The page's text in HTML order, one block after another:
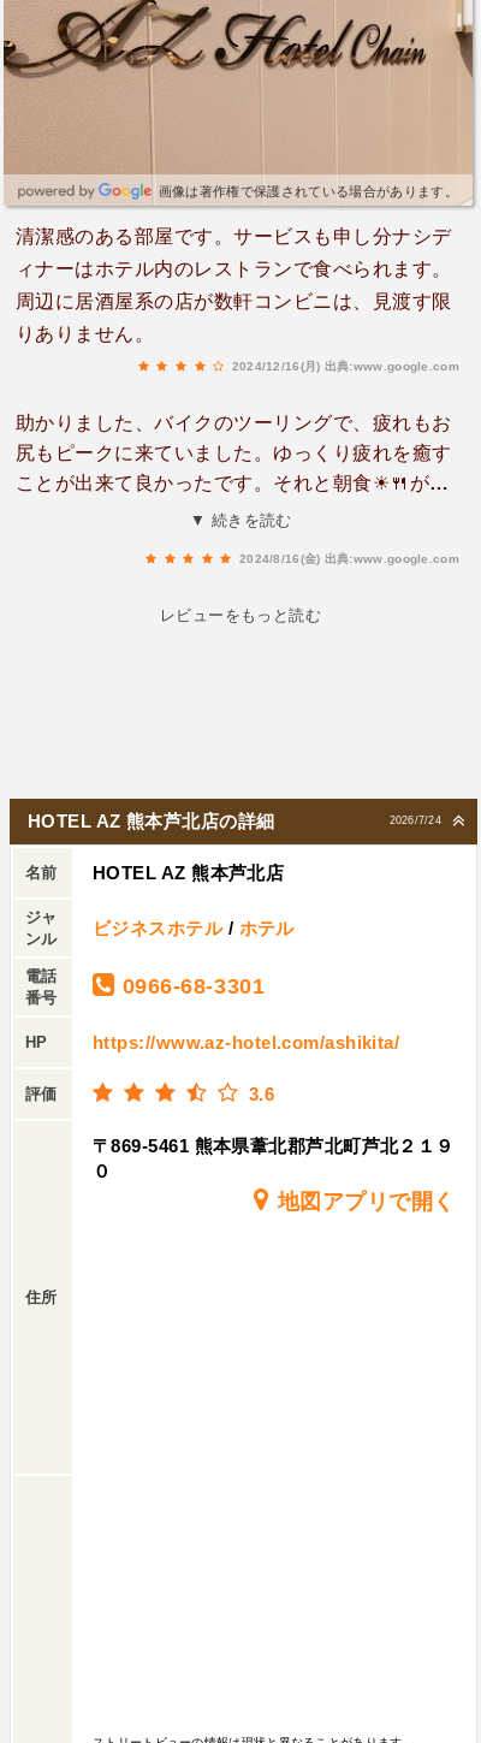
画像は著作権で保護されている場合があります。
清潔感のある部屋です。サービスも申し分ナシデ
ィナーはホテル内のレストランで食べられます。
周辺に居酒屋系の店が数軒コンビニは、見渡す限
りありません。
2024/12/16(月) 出典:www.google.com
助かりました、バイクのツーリングで、疲れもお
尻もピークに来ていました。ゆっくり疲れを癒す
ことが出来て良かったです。それと朝食☀🍴が最
高に良かったですね、皆さんも是非お泊まりにな
▼ 続きを読む
2024/8/16(金) 出典:www.google.com
レビューをもっと読む
2026/7/24
HOTEL AZ 熊本芦北店の詳細
名前 HOTEL AZ 熊本芦北店
ジャ
ンル
ビジネスホテル/ ホテル
電話
番号
0966-68-3301
HP https://www.az-hotel.com/ashikita/
評価 3.6
住所
〒869-5461 熊本県葦北郡芦北町芦北２１９
０
地図アプリで開く